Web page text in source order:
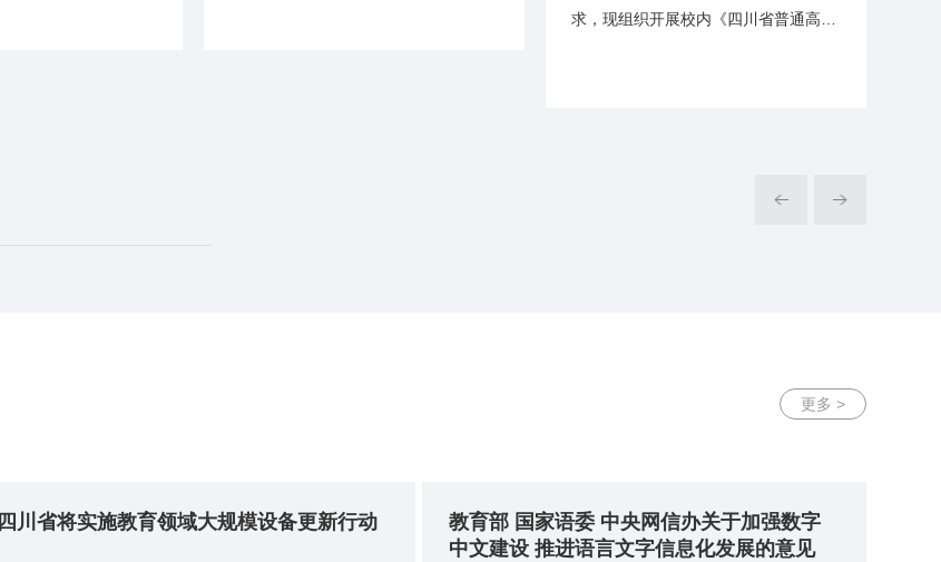
求，现组织开展校内《四川省普通高等
更多 >
四川省将实施教育领域大规模设备更新行动
教育部 国家语委 中央网信办关于加强数字
中文建设 推进语言文字信息化发展的意见